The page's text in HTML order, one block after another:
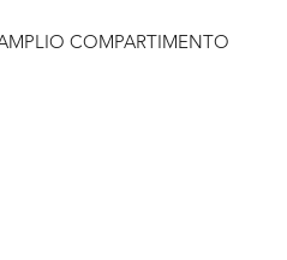
COMPARTIMENTO